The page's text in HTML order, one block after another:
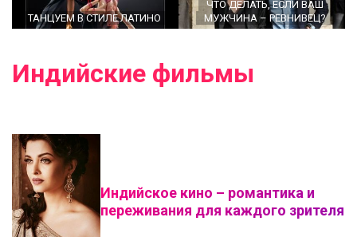
ТАНЦУЕМ В СТИЛЕ ЛАТИНО
ЧТО ДЕЛАТЬ, ЕСЛИ ВАШ
МУЖЧИНА – РЕВНИВЕЦ?
Индийские фильмы
Индийское кино – романтика и
переживания для каждого зрителя